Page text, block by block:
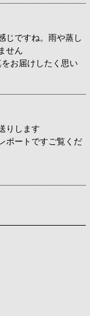
じですね。雨や蒸し
せん
お届けしたく思い
りします
ポートですご覧くだ